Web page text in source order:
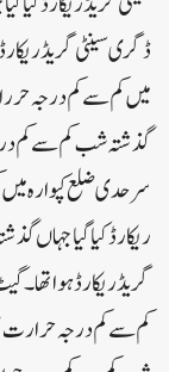
ڈگری سینٹی گریڈ
گریڈ ریکارڈ ہوا